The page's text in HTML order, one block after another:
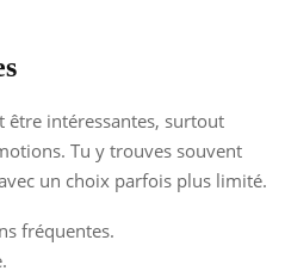
être intéressantes, surtout
Tu y trouves souvent
un choix parfois plus limité.
fréquentes.